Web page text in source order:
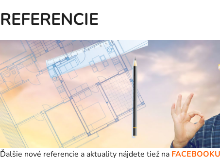
REFERENCIE
Ďalšie nové referencie a aktuality nájdete tiež na